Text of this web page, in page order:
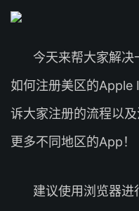
今天来帮大家解决
如何注册美区的Apple
诉大家注册的流程以
更多不同地区的App！
建议使用浏览器